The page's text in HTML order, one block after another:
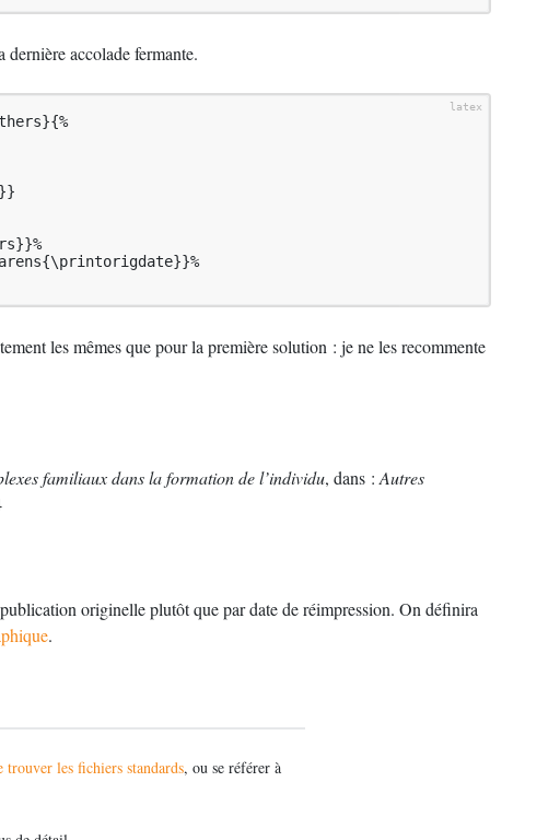
accolade fermante.
les mêmes que pour la première solution : je ne les recommente
familiaux dans la formation de l’individu, dans : Autres
originelle plutôt que par date de réimpression. On définira
.
trouver les fichiers standards, ou se référer à